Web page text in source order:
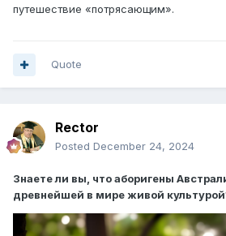
путешествие «потрясающим».
Quote
Rector
Posted December 24, 2024
Знаете ли вы, что аборигены
древнейшей в мире живой